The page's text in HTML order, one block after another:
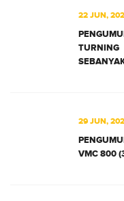
22 JUN,
29 JUN,
VMC 800